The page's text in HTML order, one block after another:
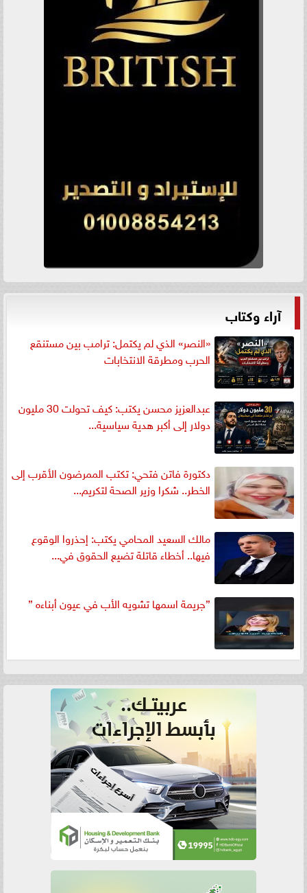
آراء وكتاب
«النصر» الذي لم يكتمل: ترامب بين مستنقع
الحرب ومطرقة الانتخابات
عبدالعزيز محسن يكتب: كيف تحولت 30 مليون
دولار إلى أكبر هدية سياسية...
دكتورة فاتن فتحي: تكتب الممرضون الأقرب إلى
الخطر.. شكرا وزير الصحة لتكريم...
مالك السعيد المحامي يكتب: إحذروا الوقوع
فيها.. أخطاء قاتلة تضيع الحقوق في...
”جريمة اسمها تشويه الأب في عيون أبناءه ”